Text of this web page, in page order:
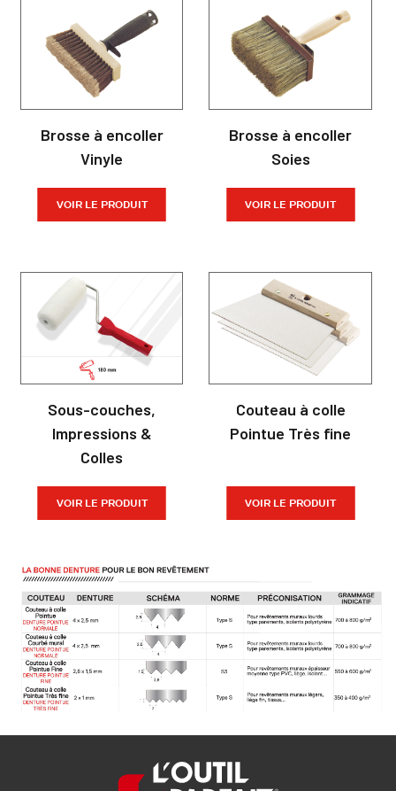
Brosse à encoller
Vinyle
VOIR LE PRODUIT
Brosse à encoller
Soies
VOIR LE PRODUIT
Sous-couches,
Impressions &
Colles
VOIR LE PRODUIT
Couteau à colle
Pointue Très fine
VOIR LE PRODUIT